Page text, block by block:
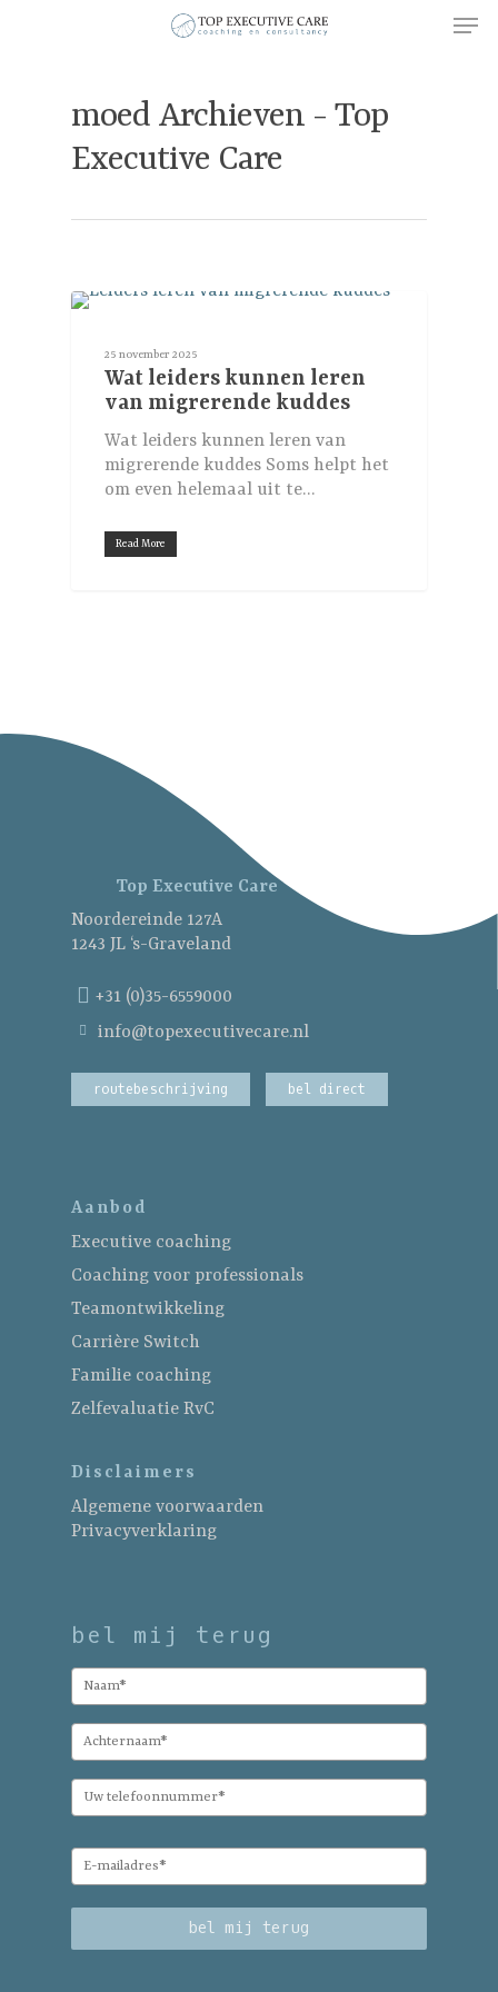
moed Archieven - Top
Executive Care
25 november 2025
Wat leiders kunnen leren
van migrerende kuddes
Wat leiders kunnen leren van
migrerende kuddes Soms helpt het
om even helemaal uit te…
Read More
Top Executive Care
Noordereinde 127A
1243 JL ‘s-Graveland
+31 (0)35-6559000
info@topexecutivecare.nl
routebeschrijving bel direct
Aanbod
Executive coaching
Coaching voor professionals
Teamontwikkeling
Carrière Switch
Familie coaching
Zelfevaluatie RvC
Disclaimers
Algemene voorwaarden
Privacyverklaring
bel mij terug
Ga naar Top
Care
wat we doen
executive coaching
coaching voor
hoe we werken
blogs